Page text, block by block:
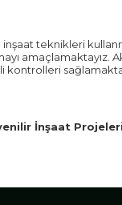
teknikleri
kontrolleri
İnşaat Projeleri